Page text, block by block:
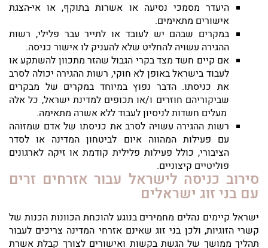
היעדר מסמכי נסיעה או אשרות בתוקף, או אי-הצגת
אישורים מתאימים.
במקרים שבהם יש לעובד או לתייר עבר פלילי, רשות
ההגירה עשויה להחליט שלא להעניק לו אישור כניסה.
אם קיים חשד מצד בקרי הגבול שהזר מתכוון להשתקע או
לעבוד בישראל באופן לא חוקי, רשות ההגירה יכולה לסרב
את כניסתו. הדבר נפוץ במיוחד במקרים של מבקרים
שביקוריהם חוזרים ו/או תכופים למדינת ישראל, כל אלה
מעלים חשדות לניסיון לעבוד ללא אשרה מתאימה.
רשות ההגירה עשויה לסרב את כניסתו של אדם שמזוהה
עם פעילות המהווה איום לביטחון המדינה או לסדר
הציבורי, כולל פעילות פלילית קודמת או זיקה לארגונים
פוליטיים קיצוניים.
סירוב כניסה לישראל עבור אזרחים זרים
עם בני זוג ישראלים
ישראל קיימים נהלים מחמירים בנוגע להוכחת הכוונות הכנות של
קשרי הזוגיות, ולכן בני זוג שאינם אזרחי המדינה צריכים לעבור
תהליך ממושך של הגשת בקשות ואישורים לצורך קבלת אשרת